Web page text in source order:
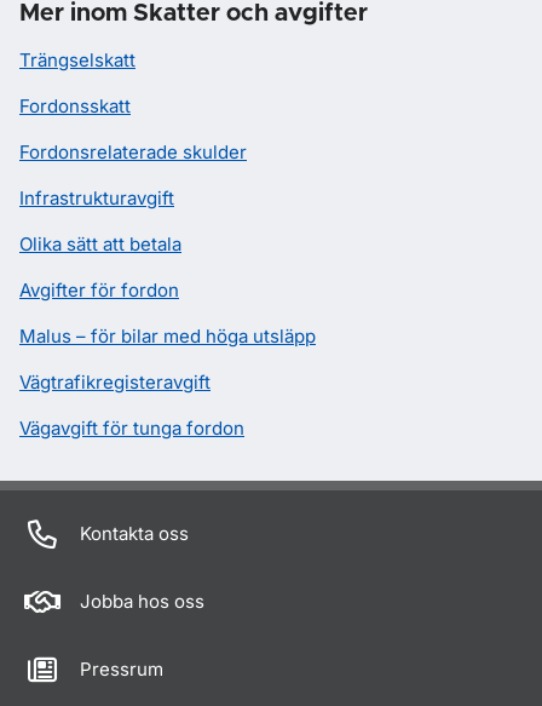
Mer inom Skatter och avgifter
Trängselskatt
Fordonsskatt
Fordonsrelaterade skulder
Infrastrukturavgift
Olika sätt att betala
Avgifter för fordon
Malus – för bilar med höga utsläpp
Vägtrafikregisteravgift
Vägavgift för tunga fordon
Kontakta oss
Jobba hos oss
Pressrum